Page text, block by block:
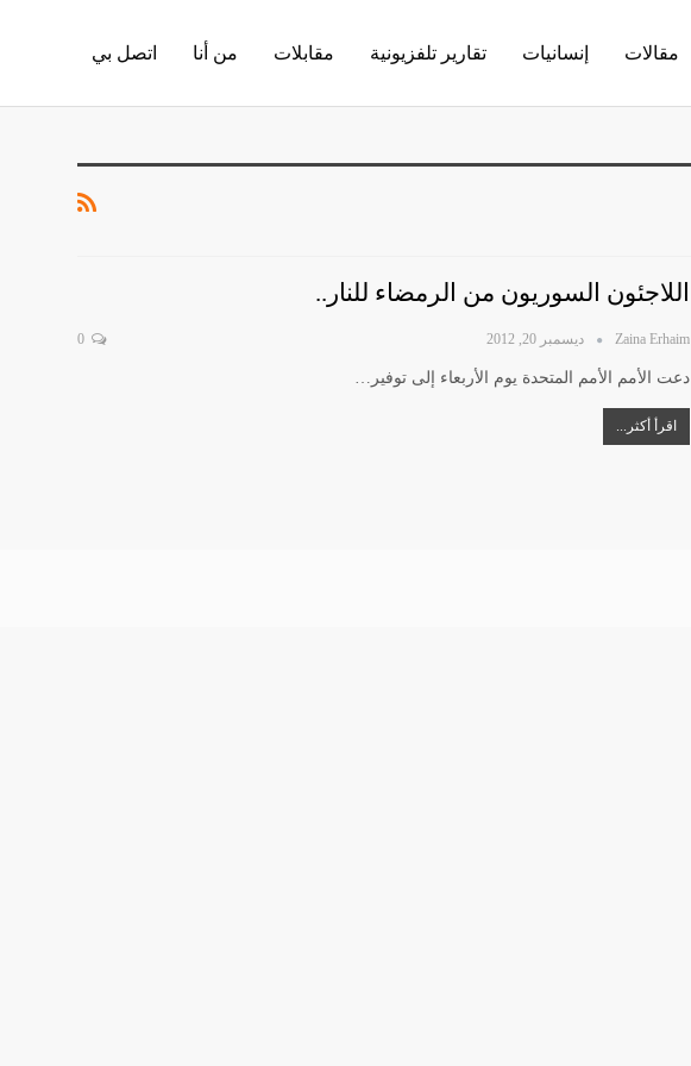
مقالات إنسانيات تقارير تلفزيونية مقابلات من أنا اتصل بي
اللاجئون السوريون من الرمضاء للنار..
Zaina Erhaim ديسمبر 20, 2012 0
دعت الأمم الأمم المتحدة يوم الأربعاء إلى توفير…
اقرأ أكثر...